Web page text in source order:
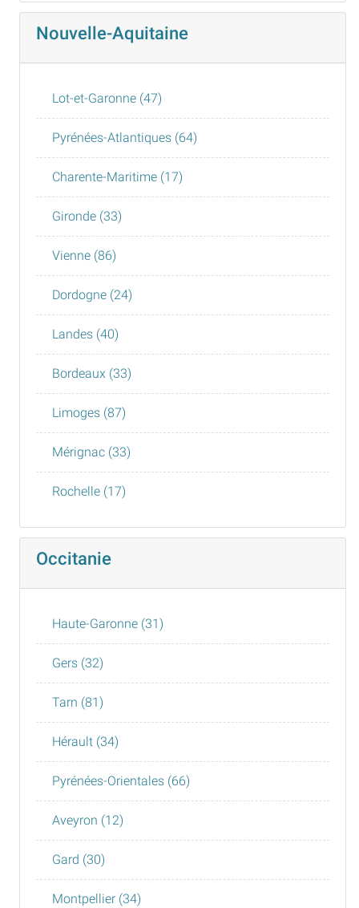
Nouvelle-Aquitaine
Lot-et-Garonne (47)
Pyrénées-Atlantiques (64)
Charente-Maritime (17)
Gironde (33)
Vienne (86)
Dordogne (24)
Landes (40)
Bordeaux (33)
Limoges (87)
Mérignac (33)
Rochelle (17)
Occitanie
Haute-Garonne (31)
Gers (32)
Tarn (81)
Hérault (34)
Pyrénées-Orientales (66)
Aveyron (12)
Gard (30)
Montpellier (34)